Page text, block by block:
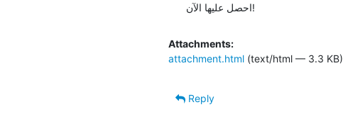
احصل عليها الآن!
Attachments:
attachment.html(text/html — 3.3 KB)
Reply